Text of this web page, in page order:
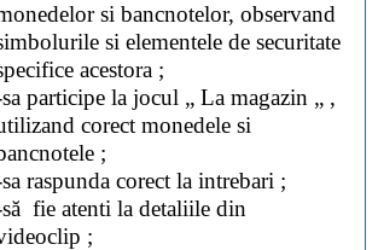
si bancnotelor, observand
si elementele de securitate
acestora ;
participe la jocul „ La magazin „ ,
corect monedele si
;
raspunda corect la intrebari ;
fie atenti la detaliile din
;